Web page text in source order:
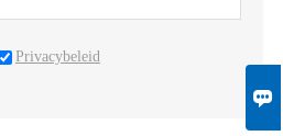

Privacybeleid